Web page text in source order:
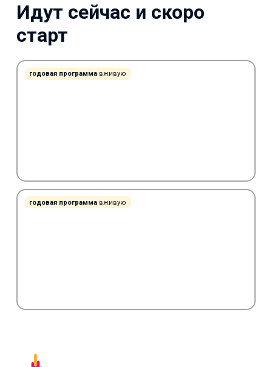
Идут сейчас и скоро
старт
годовая программа вживую
годовая программа вживую